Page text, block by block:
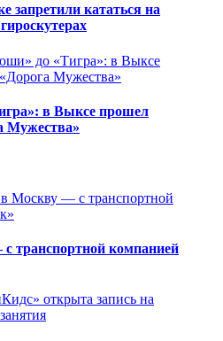
запретили кататься на
в Выксе прошел
Мужества»
транспортной компанией